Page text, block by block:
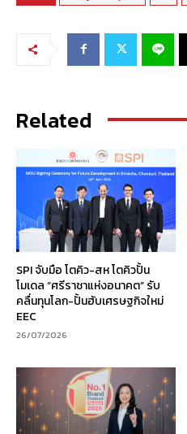
Related
SPI จับมือ โตคิว-สห โตคิวปั้น
โมเดล “ศรีราชาแห่งอนาคต” รับ
คลื่นทุนโลก-ปั้นฮับเศรษฐกิจใหม่
EEC
26/07/2026